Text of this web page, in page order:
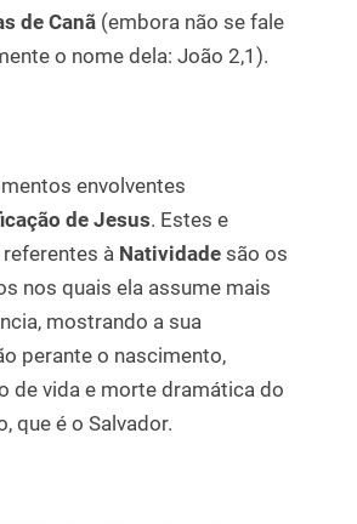
de Canã (embora não se fale
o nome dela: João 2,1).
envolventes
de Jesus. Estes e
à Natividadesão os
nos quais ela assume mais
mostrando a sua
perante o nascimento,
de vida e morte dramática do
que é o Salvador.